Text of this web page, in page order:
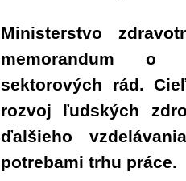
Ministerstvo
memorandum o
sektorových rád.
rozvoj ľudských
ďalšieho
potrebami trhu práce.